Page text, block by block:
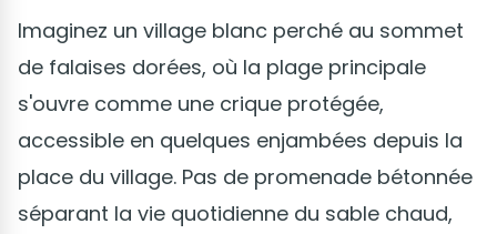
Imaginez un village blanc perché au sommet
de falaises dorées, où la plage principale
s'ouvre comme une crique protégée,
accessible en quelques enjambées depuis la
place du village. Pas de promenade bétonnée
séparant la vie quotidienne du sable chaud,